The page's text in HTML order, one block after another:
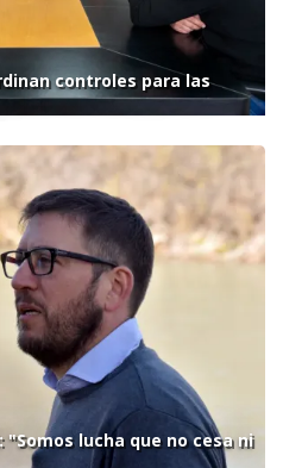
controles para las
lucha que no cesa ni